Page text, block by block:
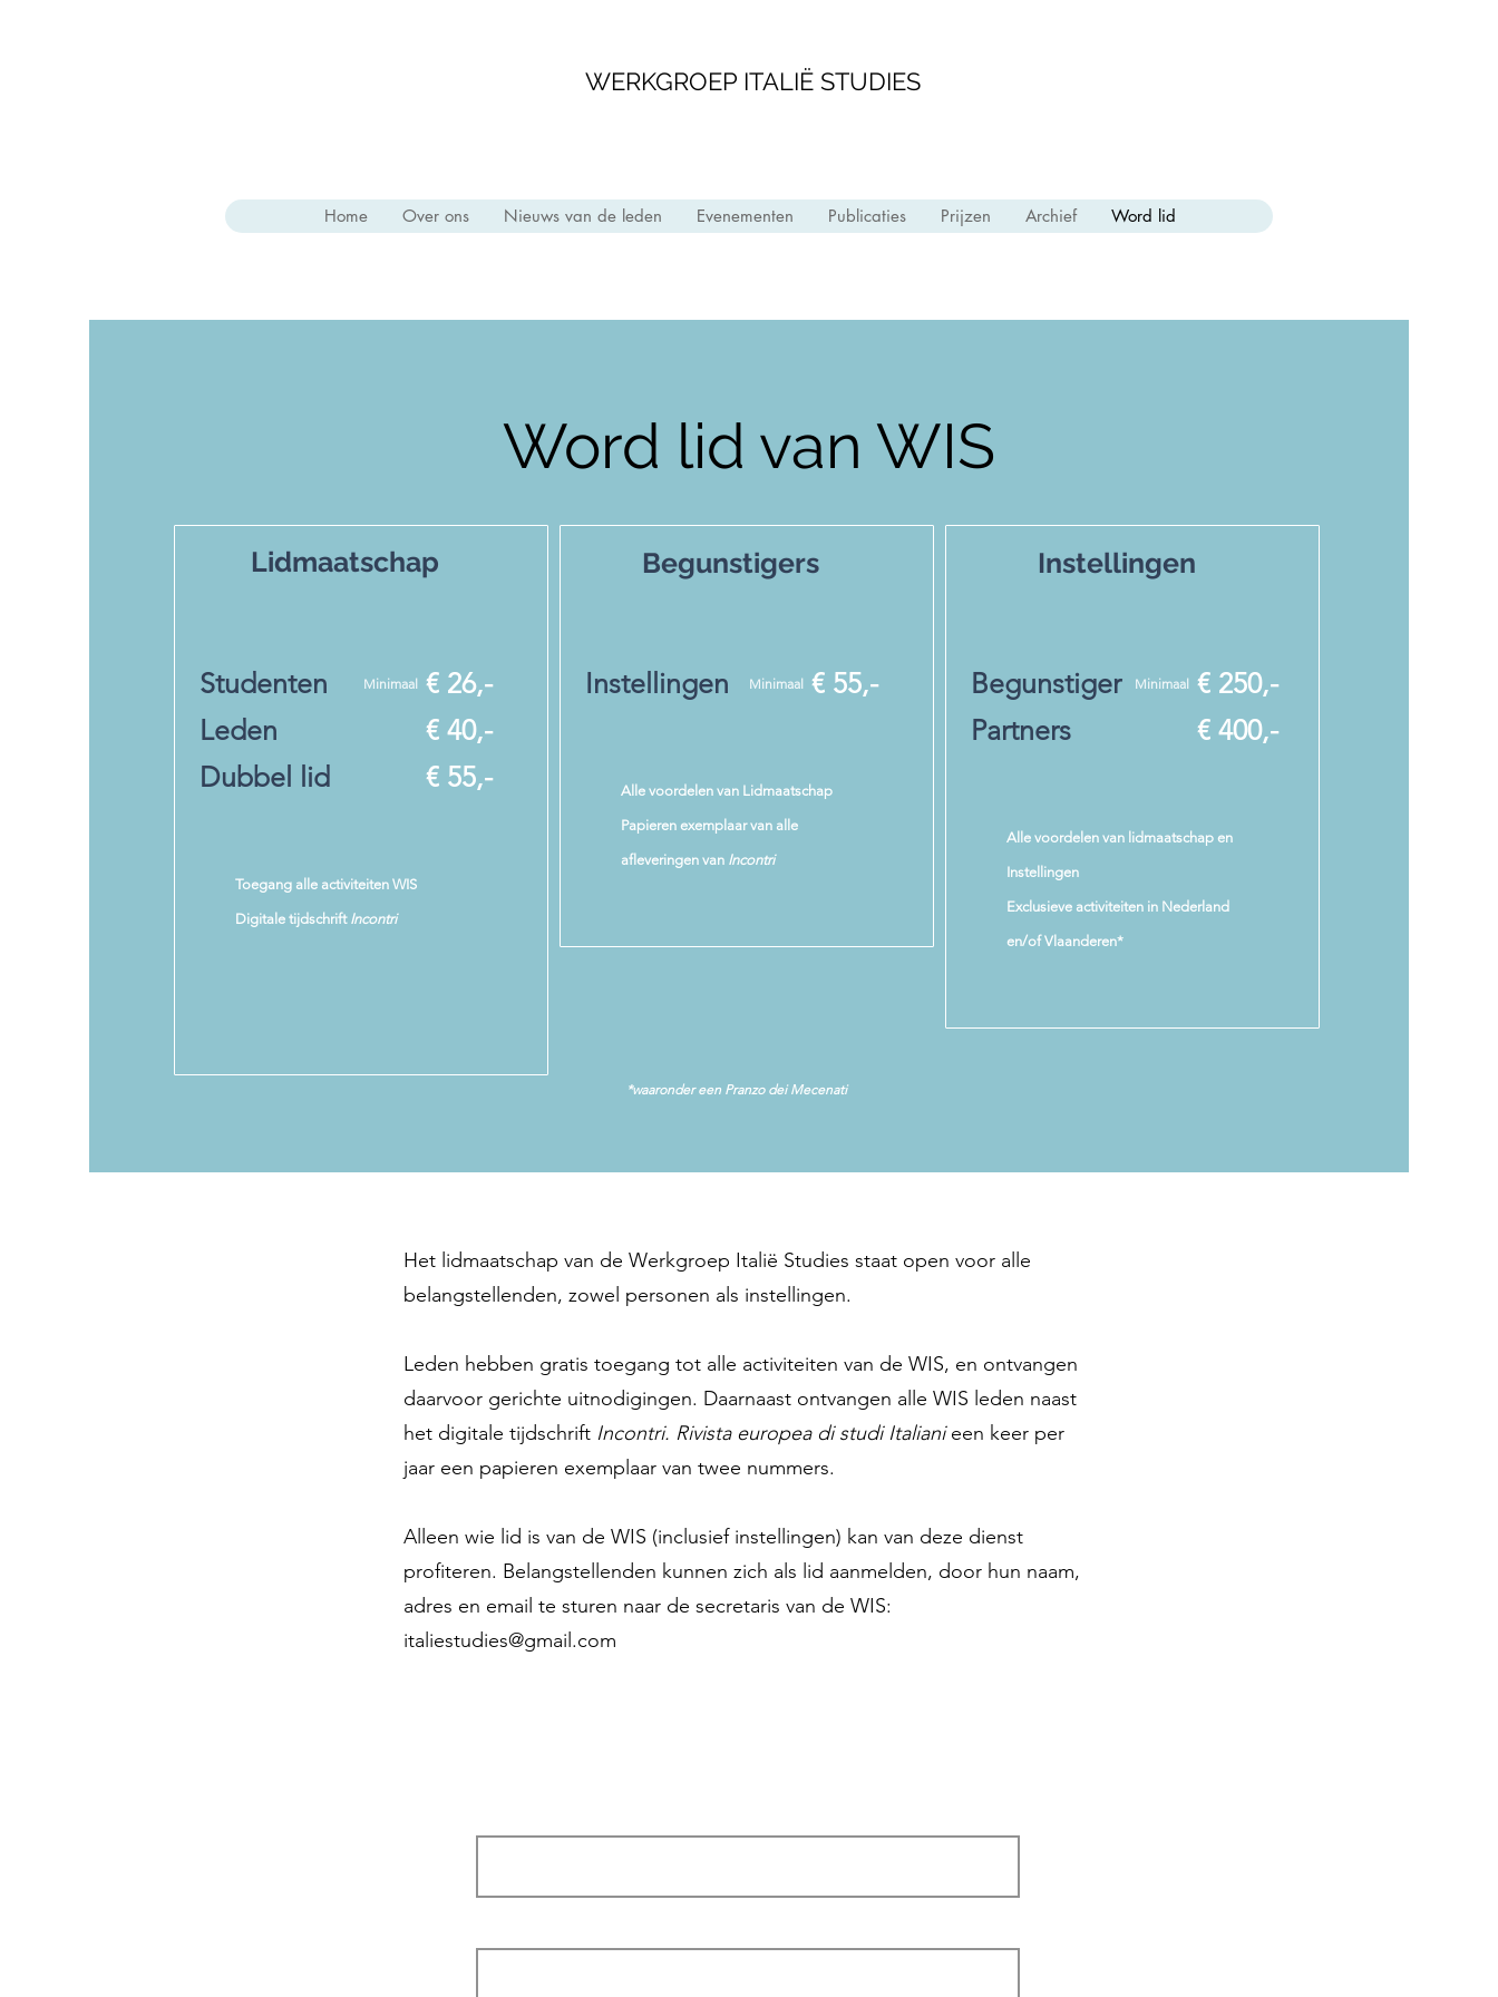
WERKGROEP ITALIË STUDIES
Home Over ons Nieuws van de leden Evenementen Publicaties Prijzen Archief Word lid
Word lid van WIS
Lidmaatschap
Studenten
Leden
Dubbel lid
€ 26,-
€ 40,-
€ 55,-
Minimaal
Toegang alle activiteiten WIS
Digitale tijdschrift Incontri
Begunstigers
Instellingen € 55,-
Minimaal
Alle voordelen van Lidmaatschap
Papieren exemplaar van alle
afleveringen van Incontri
Instellingen
Begunstiger
Partners
€ 250,-
€ 400,-
Minimaal
Alle voordelen van lidmaatschap en
Instellingen
Exclusieve activiteiten in Nederland
en/of Vlaanderen*
*waaronder een Pranzo dei Mecenati
Het lidmaatschap van de Werkgroep Italië Studies staat open voor alle
belangstellenden, zowel personen als instellingen.
Leden hebben gratis toegang tot alle activiteiten van de WIS, en ontvangen
daarvoor gerichte uitnodigingen. Daarnaast ontvangen alle WIS leden naast
het digitale tijdschrift Incontri. Rivista europea di studi Italianieen keer per
jaar een papieren exemplaar van twee nummers.
Alleen wie lid is van de WIS (inclusief instellingen) kan van deze dienst
profiteren. Belangstellenden kunnen zich als lid aanmelden, door hun naam,
adres en email te sturen naar de secretaris van de WIS:
italiestudies@gmail.com